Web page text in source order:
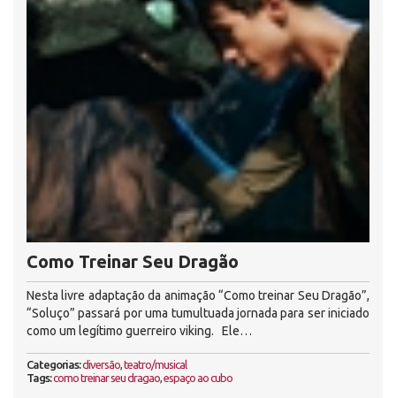
Como Treinar Seu Dragão
Nesta livre adaptação da animação “Como treinar Seu Dragão”,
“Soluço” passará por uma tumultuada jornada para ser iniciado
como um legítimo guerreiro viking. Ele…
Categorias:diversão,teatro/musical
Tags:como treinar seu dragao,espaço ao cubo